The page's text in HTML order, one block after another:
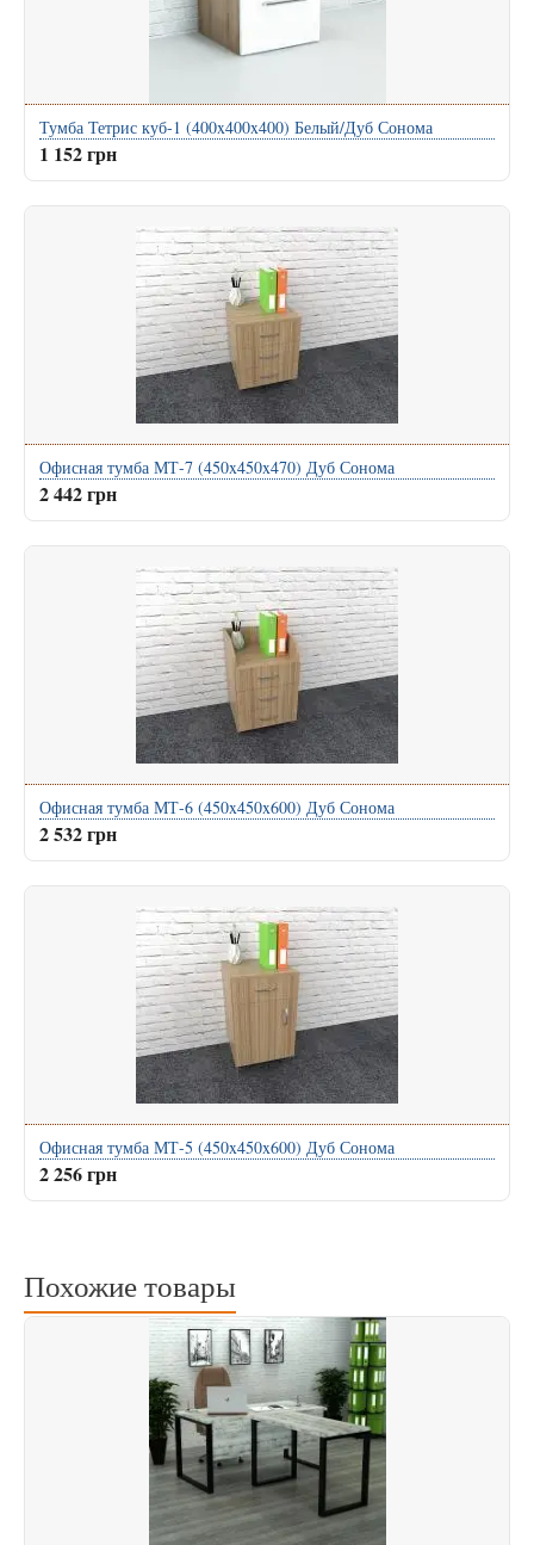
Тумба Тетрис куб-1 (400x400x400) Белый/Дуб Сонома
1 152 грн
Офисная тумба МТ-7 (450x450x470) Дуб Сонома
2 442 грн
Офисная тумба МТ-6 (450x450x600) Дуб Сонома
2 532 грн
Офисная тумба МТ-5 (450x450x600) Дуб Сонома
2 256 грн
Похожие товары